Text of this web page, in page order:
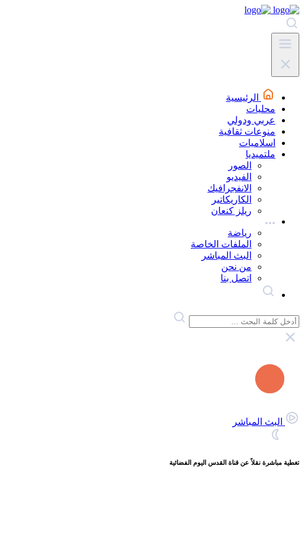
الرئيسية
محليات
عربي ودولي
منوعات ثقافية
اسلاميات
ملتميديا
الصور
الفيديو
الانفجرافيك
الكاريكاتير
ريلز كنعان
رياضة
الملفات الخاصة
البث المباشر
من نحن
اتصل بنا
البث المباشر
تغطية مباشرة نقلاً عن قناة القدس اليوم الفضائية